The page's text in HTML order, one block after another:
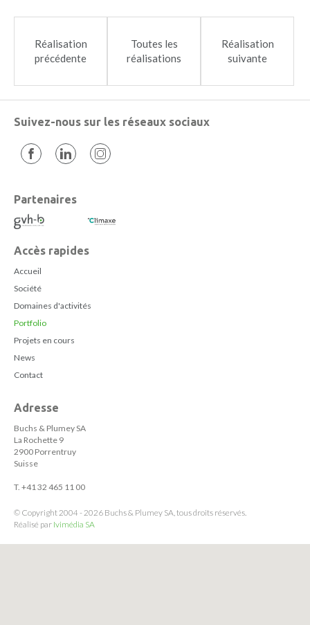
Réalisation
précédente
Toutes les
réalisations
Réalisation
suivante
Suivez-nous sur les réseaux sociaux
Partenaires
Accès rapides
Accueil
Société
Domaines d'activités
Portfolio
Projets en cours
News
Contact
Adresse
Buchs & Plumey SA
La Rochette 9
2900 Porrentruy
Suisse
T. +41 32 465 11 00
© Copyright 2004 - 2026 Buchs & Plumey SA, tous droits réservés.
Réalisé par Ivimédia SA